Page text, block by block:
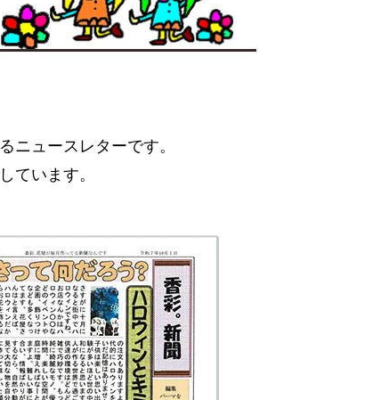
ニュースレターです。
ています。